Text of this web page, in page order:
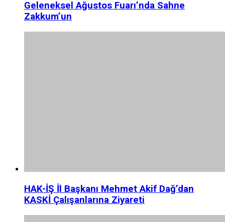
Geleneksel Ağustos Fuarı’nda Sahne
Zakkum’un
HAK-İŞ İl Başkanı Mehmet Akif Dağ’dan
KASKİ Çalışanlarına Ziyareti